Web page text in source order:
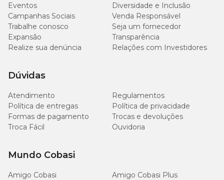
Eventos
Diversidade e Inclusão
Campanhas Sociais
Venda Responsável
Trabalhe conosco
Seja um fornecedor
Expansão
Transparência
Realize sua denúncia
Relações com Investidores
Dúvidas
Atendimento
Regulamentos
Política de entregas
Política de privacidade
Formas de pagamento
Trocas e devoluções
Troca Fácil
Ouvidoria
Mundo Cobasi
Amigo Cobasi
Amigo Cobasi Plus